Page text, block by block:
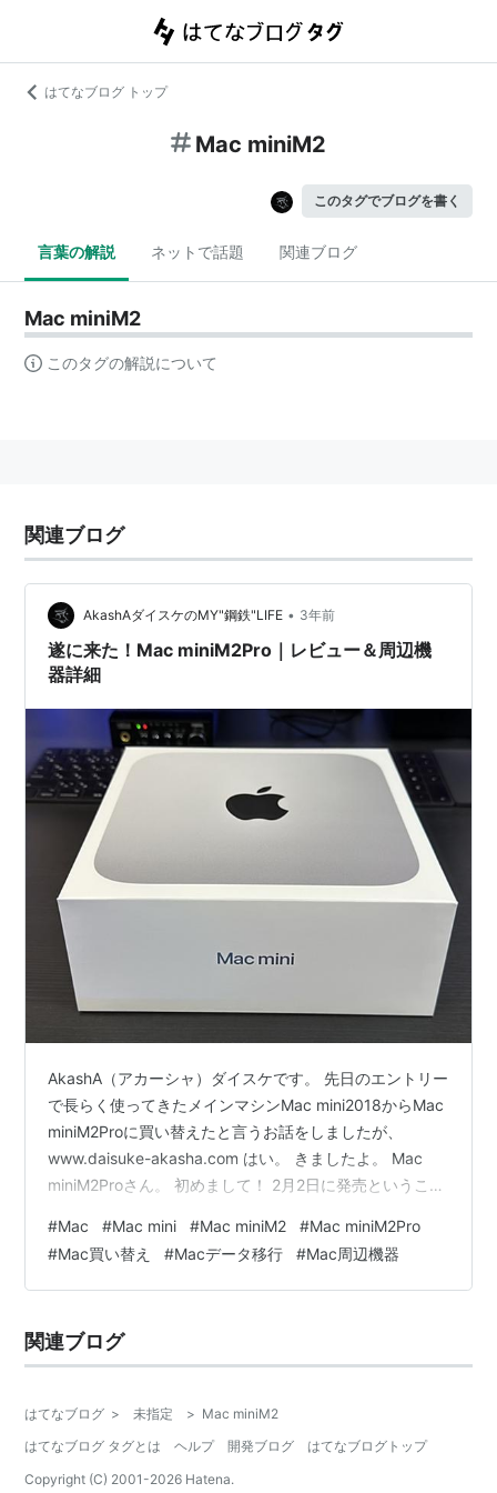
はてなブログ トップ
Mac miniM2
このタグでブログを書く
言葉の解説 ネットで話題 関連ブログ
Mac miniM2
このタグの解説について
関連ブログ
AkashAダイスケのMY"鋼鉄"LIFE • 3年前
遂に来た！Mac miniM2Pro｜レビュー＆周辺機
器詳細
AkashA（アカーシャ）ダイスケです。 先日のエントリー
で長らく使ってきたメインマシンMac mini2018からMac
miniM2Proに買い替えたと言うお話をしましたが、
www.daisuke-akasha.com はい。 きましたよ。 Mac
miniM2Proさん。 初めまして！ 2月2日に発売ということ
17日→手元に届いたのが2月6日なので、BTOカスタムを
してもそこまで待つことなく手元にやってきました。
（あんまり人気ないのかな、、） ということで、今回買
ーをして…
#Mac #Mac mini #Mac miniM2 #Mac miniM2Pro
#Mac買い替え #Macデータ移行 #Mac周辺機器
関連ブログ
はてなブログ > 未指定 > Mac miniM2
はてなブログ タグとは
ヘルプ 開発ブログ
はてなブログトップ
Copyright (C) 2001-2026 Hatena.